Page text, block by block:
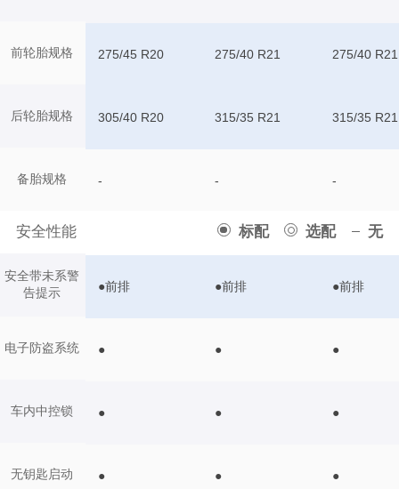
前轮胎规格
后轮胎规格
备胎规格
安全性能 标配 选配 无
安全带未系警
告提示
电子防盗系统
车内中控锁
无钥匙启动
275/45 R20 275/40 R21 275/40 R21
305/40 R20 315/35 R21 315/35 R21
- - -
●前排 ●前排 ●前排
● ● ●
● ● ●
● ● ●